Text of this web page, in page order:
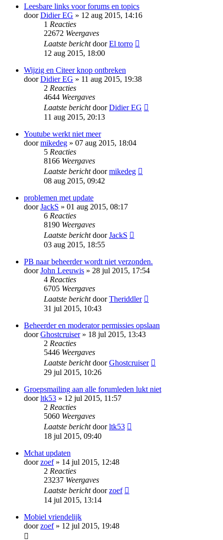
Leesbare links voor forums en topics
doorDidier EG » 12 aug 2015, 14:16
1 Reacties
22672 Weergaves
Laatste berichtdoorEl torro
12 aug 2015, 18:00
Wijzig en Citeer knop ontbreken
doorDidier EG » 11 aug 2015, 19:38
2 Reacties
4644 Weergaves
Laatste berichtdoorDidier EG
11 aug 2015, 20:13
Youtube werkt niet meer
doormikedeg » 07 aug 2015, 18:04
5 Reacties
8166 Weergaves
Laatste berichtdoormikedeg
08 aug 2015, 09:42
problemen met update
doorJackS » 01 aug 2015, 08:17
6 Reacties
8190 Weergaves
Laatste berichtdoorJackS
03 aug 2015, 18:55
PB naar beheerder wordt niet verzonden.
doorJohn Leeuwis » 28 jul 2015, 17:54
4 Reacties
6705 Weergaves
Laatste berichtdoorTheriddler
31 jul 2015, 10:43
Beheerder en moderator permissies opslaan
doorGhostcruiser» 18 jul 2015, 13:43
2 Reacties
5446 Weergaves
Laatste berichtdoorGhostcruiser
29 jul 2015, 10:26
Groepsmailing aan alle forumleden lukt niet
doorltk53 » 12 jul 2015, 11:57
2 Reacties
5060 Weergaves
Laatste berichtdoorltk53
18 jul 2015, 09:40
Mchat updaten
doorzoef» 14 jul 2015, 12:48
2 Reacties
23237 Weergaves
Laatste berichtdoorzoef
14 jul 2015, 13:14
Mobiel vriendelijk
doorzoef» 12 jul 2015, 19:48